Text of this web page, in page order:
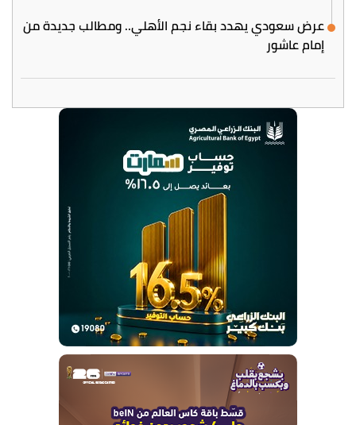
عرض سعودي يهدد بقاء نجم الأهلي.. ومطالب جديدة من
إمام عاشور